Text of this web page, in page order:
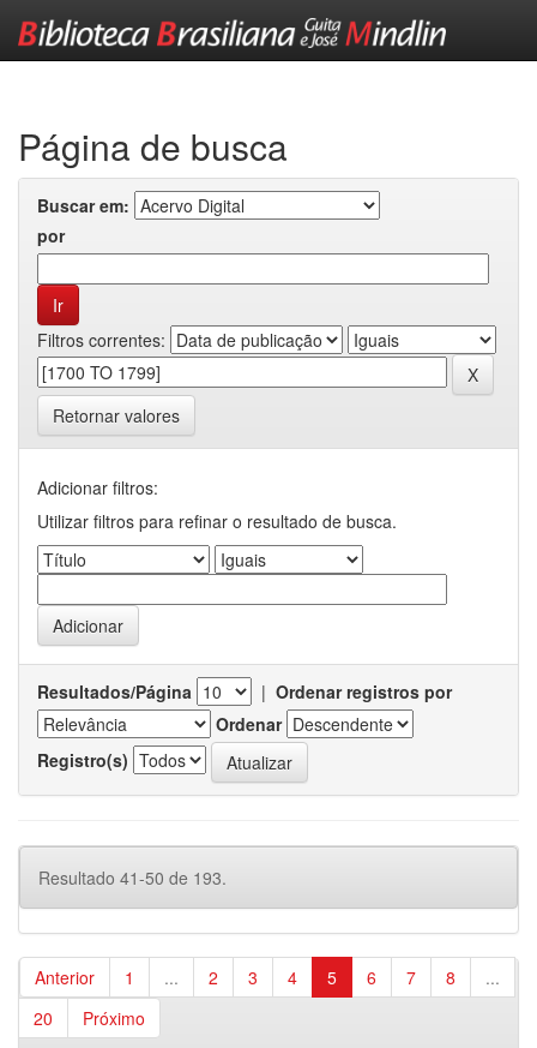
Página de busca
Buscar em:
por
Filtros correntes:
Retornar valores
Adicionar filtros:
Utilizar filtros para refinar o resultado de busca.
Resultados/Página | Ordenar registros por
Ordenar
Registro(s)
Resultado 41-50 de 193.
Anterior 1 ... 2 3 4 5 6 7 8
...
20
Próximo